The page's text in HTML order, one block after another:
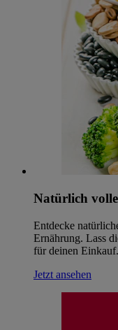
Natürlich
Entdecke
Ernährung. Lass
für deinen Einkauf.
Jetzt ansehen